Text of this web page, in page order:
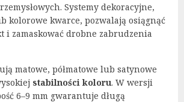
Systemy dekoracyjne,
kolorowe kwarce, pozwalają osiągnąć
i zamaskować drobne zabrudzenia
matowe, półmatowe lub satynowe
stabilności koloru. W wersji
6–9 mm gwarantuje długą